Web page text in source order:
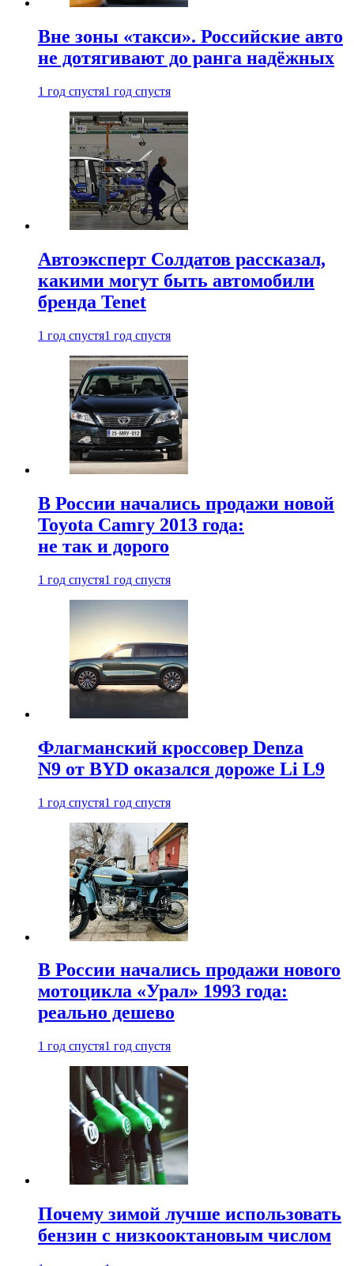
Вне зоны «такси». Российские авто
не дотягивают до ранга надёжных
1 год спустя1 год спустя
Автоэксперт Солдатов рассказал,
какими могут быть автомобили
бренда Tenet
1 год спустя1 год спустя
В России начались продажи новой
Toyota Camry 2013 года:
не так и дорого
1 год спустя1 год спустя
Флагманский кроссовер Denza
N9 от BYD оказался дороже Li L9
1 год спустя1 год спустя
В России начались продажи нового
мотоцикла «Урал» 1993 года:
реально дешево
1 год спустя1 год спустя
Почему зимой лучше использовать
бензин с низкооктановым числом